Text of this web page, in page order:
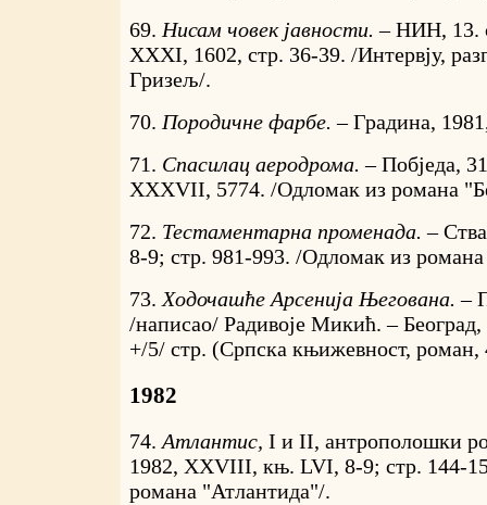
69. Нисам човек јавности. –НИН, 13.
XXXI, 1602, стр. 36-39. /Интервју,
Гризељ/.
70. Породичне фарбе. –Градина,
71. Спасилац аеродрома. –Побједа,
XXXVII, 5774. /Одломак из романа
72. Тестаментарна променада. –
8-9; стр. 981-993. /Одломак из
73. Ходочашће Арсенија Његована. –
/написао/ Радивоје Микић. –
+/5/ стр. (Српска књижевност, роман,
1982
74. Атлантис, I и II, антрополошки
1982, XXVIII, књ. LVI, 8-9; стр. 144-
романа "Атлантида"/.